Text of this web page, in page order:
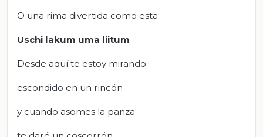
O una rima divertida como esta:
Uschi lakum uma liitum
Desde aquí te estoy mirando
escondido en un rincón
y cuando asomes la panza